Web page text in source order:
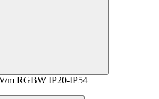
m RGBW IP20-IP54